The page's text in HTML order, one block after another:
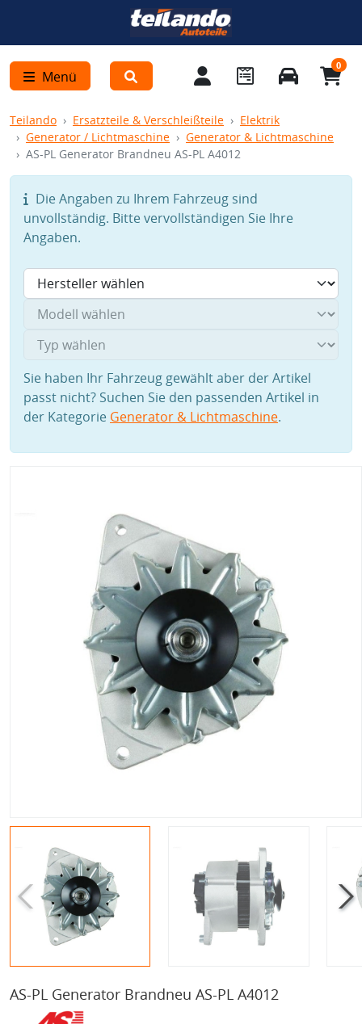
Menü
0
Teilando Ersatzteile & Verschleißteile
Elektrik
Generator / Lichtmaschine
Generator & Lichtmaschine
AS-PL Generator Brandneu AS-PL A4012
Die Angaben zu Ihrem Fahrzeug sind
unvollständig. Bitte vervollständigen Sie Ihre
Angaben.
Sie haben Ihr Fahrzeug gewählt aber der Artikel
passt nicht? Suchen Sie den passenden Artikel in
der Kategorie Generator & Lichtmaschine.
AS-PL Generator Brandneu AS-PL A4012